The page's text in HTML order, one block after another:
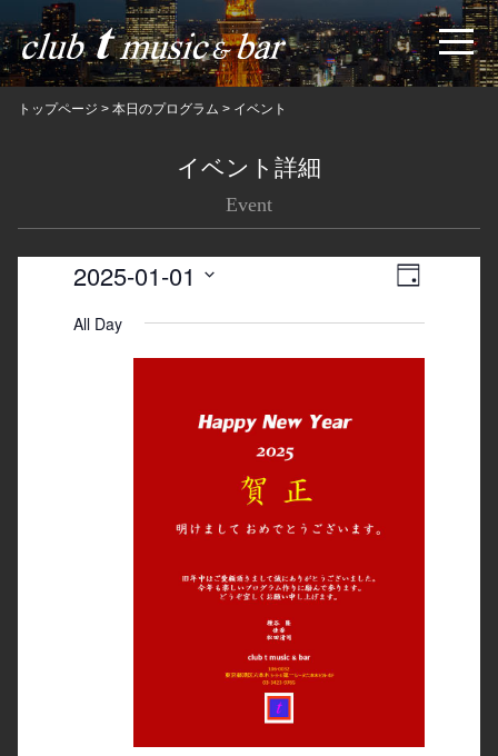
トップページ > 本日のプログラム > イベント
イベント詳細
Event
Views
Event
日
2025-01-01
date.
All Day